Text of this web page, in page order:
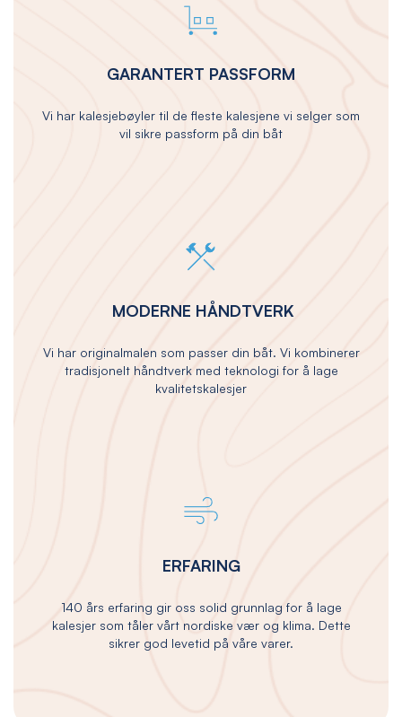
GARANTERT PASSFORM
Vi har kalesjebøyler til de fleste kalesjene vi selger som
vil sikre passform på din båt
MODERNE HÅNDTVERK
Vi har originalmalen som passer din båt. Vi kombinerer
tradisjonelt håndtverk med teknologi for å lage
kvalitetskalesjer
ERFARING
140 års erfaring gir oss solid grunnlag for å lage
kalesjer som tåler vårt nordiske vær og klima. Dette
sikrer god levetid på våre varer.